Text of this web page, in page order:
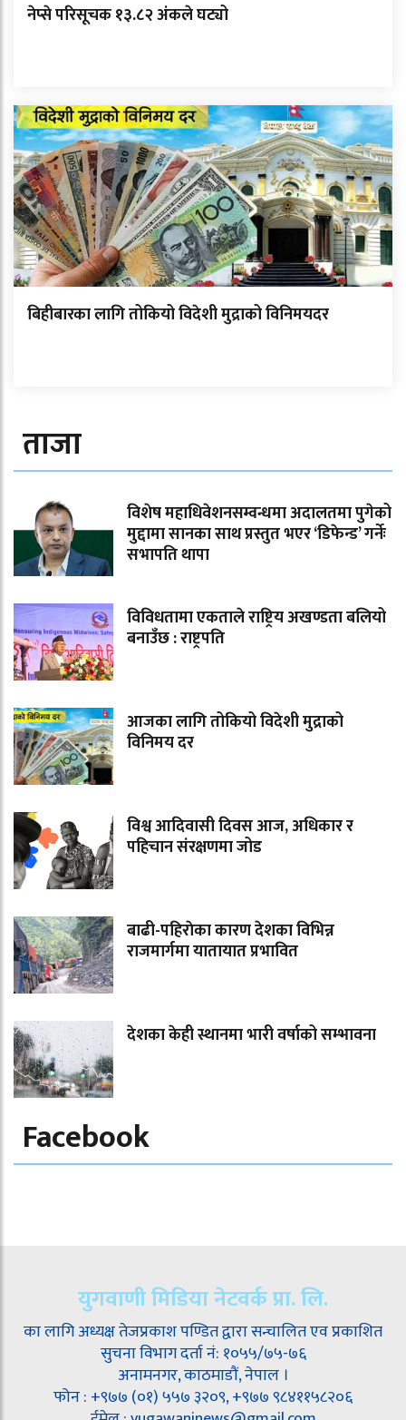
नेप्से परिसूचक १३.८२ अंकले घट्यो
बिहीबारका लागि तोकियो विदेशी मुद्राको विनिमयदर
ताजा
विशेष महाधिवेशनसम्वन्धमा अदालतमा पुगेको
मुद्दामा सानका साथ प्रस्तुत भएर ‘डिफेन्ड’ गर्नेः
सभापति थापा
विविधतामा एकताले राष्ट्रिय अखण्डता बलियो
बनाउँछ : राष्ट्रपति
आजका लागि तोकियो विदेशी मुद्राको
विनिमय दर
विश्व आदिवासी दिवस आज, अधिकार र
पहिचान संरक्षणमा जोड
बाढी-पहिराेका कारण देशका विभिन्न
राजमार्गमा यातायात प्रभावित
देशका केही स्थानमा भारी वर्षाको सम्भावना
Facebook
युगवाणी मिडिया नेटवर्क प्रा. लि.
का लागि अध्यक्ष तेजप्रकाश पण्डित द्वारा सन्चालित एव प्रकाशित
सुचना विभाग दर्ता नं: १०५५/७५-७६
अनामनगर, काठमाडौं, नेपाल ।
फोन : +९७७ (०१) ५५७ ३२०९, +९७७ ९८४११५८२०६